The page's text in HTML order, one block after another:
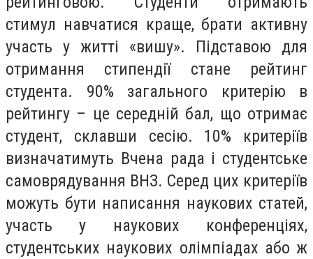
стимул навчатися краще, брати активну
участь у житті «вишу». Підставою для
отримання стипендії стане рейтинг
студента. 90% загального критерію в
рейтингу – це середній бал, що отримає
студент, склавши сесію. 10% критеріїв
визначатимуть Вчена рада і студентське
самоврядування ВНЗ. Серед цих критеріїв
можуть бути написання наукових статей,
участь у наукових конференціях,
студентських наукових олімпіадах або ж